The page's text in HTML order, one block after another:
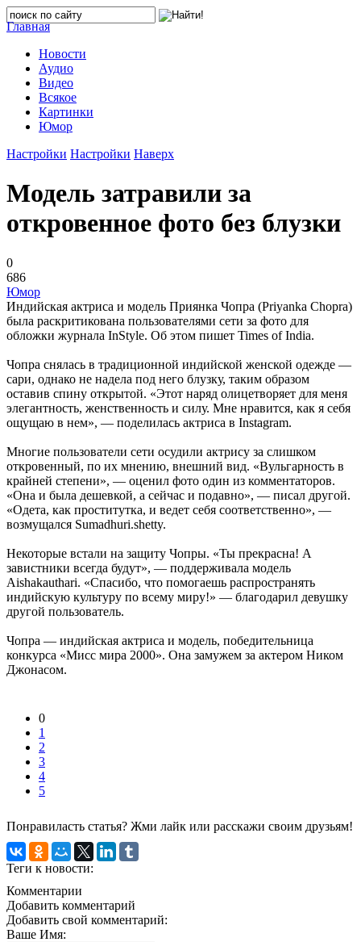
Главная
Новости
Аудио
Видео
Всякое
Картинки
Юмор
Настройки Настройки Наверх
Модель затравили за
откровенное фото без блузки
0
686
Юмор
Индийская актриса и модель Приянка Чопра (Priyanka Chopra)
была раскритикована пользователями сети за фото для
обложки журнала InStyle. Об этом пишет Times of India.
Чопра снялась в традиционной индийской женской одежде —
сари, однако не надела под него блузку, таким образом
оставив спину открытой. «Этот наряд олицетворяет для меня
элегантность, женственность и силу. Мне нравится, как я себя
ощущаю в нем», — поделилась актриса в Instagram.
Многие пользователи сети осудили актрису за слишком
откровенный, по их мнению, внешний вид. «Вульгарность в
крайней степени», — оценил фото один из комментаторов.
«Она и была дешевкой, а сейчас и подавно», — писал другой.
«Одета, как проститутка, и ведет себя соответственно», —
возмущался Sumadhuri.shetty.
Некоторые встали на защиту Чопры. «Ты прекрасна! А
завистники всегда будут», — поддерживала модель
Aishakauthari. «Спасибо, что помогаешь распространять
индийскую культуру по всему миру!» — благодарил девушку
другой пользователь.
Чопра — индийская актриса и модель, победительница
конкурса «Мисс мира 2000». Она замужем за актером Ником
Джонасом.
0
1
2
3
4
5
Понравиласть статья? Жми лайк или расскажи своим друзьям!
Теги к новости:
Комментарии
Добавить комментарий
Добавить свой комментарий:
Ваше Имя: